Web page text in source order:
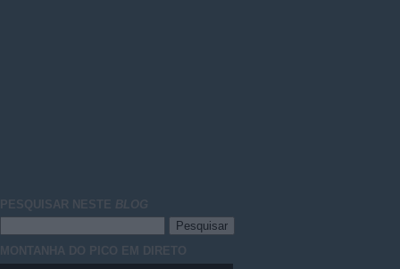
PESQUISAR NESTE BLOG
MONTANHA DO PICO EM DIRETO